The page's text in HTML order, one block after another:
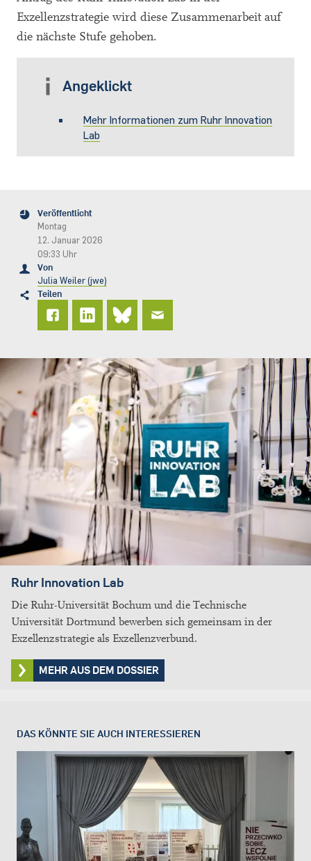
Exzellenzstrategie wird diese Zusammenarbeit auf
die nächste Stufe gehoben.
Angeklickt
Mehr Informationen zum Ruhr Innovation
Lab
Veröffentlicht
Montag
12. Januar 2026
09:33 Uhr
Von
Julia Weiler (jwe)
Teilen
Ruhr Innovation Lab
Die Ruhr-Universität Bochum und die Technische
Universität Dortmund bewerben sich gemeinsam in der
Exzellenzstrategie als Exzellenzverbund.
MEHR AUS DEM DOSSIER
DAS KÖNNTE SIE AUCH INTERESSIEREN